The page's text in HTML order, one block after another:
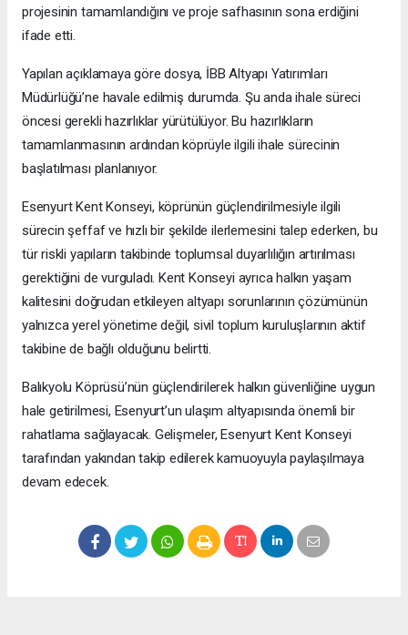
projesinin tamamlandığını ve proje safhasının sona erdiğini
ifade etti.
Yapılan açıklamaya göre dosya, İBB Altyapı Yatırımları
Müdürlüğü’ne havale edilmiş durumda. Şu anda ihale süreci
öncesi gerekli hazırlıklar yürütülüyor. Bu hazırlıkların
tamamlanmasının ardından köprüyle ilgili ihale sürecinin
başlatılması planlanıyor.
Esenyurt Kent Konseyi, köprünün güçlendirilmesiyle ilgili
sürecin şeffaf ve hızlı bir şekilde ilerlemesini talep ederken, bu
tür riskli yapıların takibinde toplumsal duyarlılığın artırılması
gerektiğini de vurguladı. Kent Konseyi ayrıca halkın yaşam
kalitesini doğrudan etkileyen altyapı sorunlarının çözümünün
yalnızca yerel yönetime değil, sivil toplum kuruluşlarının aktif
takibine de bağlı olduğunu belirtti.
Balıkyolu Köprüsü’nün güçlendirilerek halkın güvenliğine uygun
hale getirilmesi, Esenyurt’un ulaşım altyapısında önemli bir
rahatlama sağlayacak. Gelişmeler, Esenyurt Kent Konseyi
tarafından yakından takip edilerek kamuoyuyla paylaşılmaya
devam edecek.